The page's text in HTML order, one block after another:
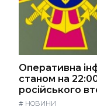
Оперативна
станом на
російського
# НОВИНИ